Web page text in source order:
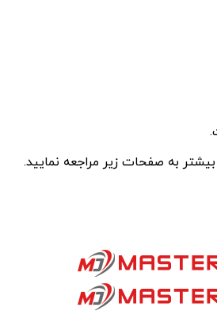
به صفحات زیر مراجعه نمایید.